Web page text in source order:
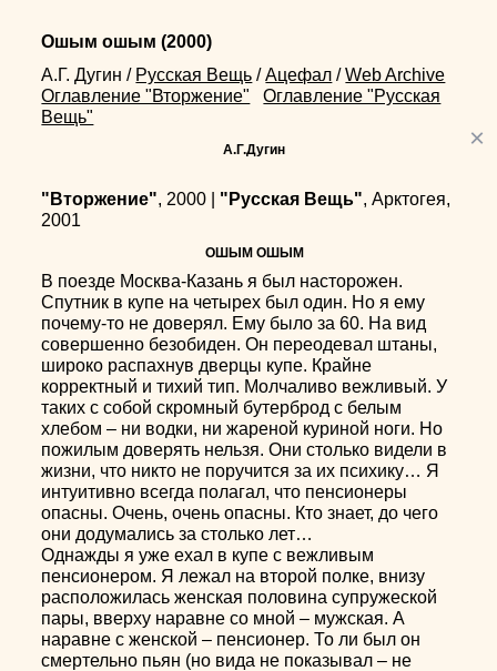
×
Ошым ошым (2000)
А.Г. Дугин / Русская Вещь /Ацефал / Web Archive
Оглавление "Вторжение"
Оглавление "Русская
Вещь"
А.Г.Дугин
"Вторжение", 2000 | "Русская Вещь", Арктогея,
2001
ОШЫМ ОШЫМ
B поезде Москва-Казань я был насторожен.
Спутник в купе на четырех был один. Но я ему
почему-то не доверял. Ему было за 60. На вид
совершенно безобиден. Он переодевал штаны,
широко распахнув дверцы купе. Крайне
корректный и тихий тип. Молчаливо вежливый. У
таких с собой скромный бутерброд с белым
хлебом – ни водки, ни жареной куриной ноги. Но
пожилым доверять нельзя. Они столько видели в
жизни, что никто не поручится за их психику… Я
интуитивно всегда полагал, что пенсионеры
опасны. Очень, очень опасны. Кто знает, до чего
они додумались за столько лет…
Однажды я уже ехал в купе с вежливым
пенсионером. Я лежал на второй полке, внизу
расположилась женская половина супружеской
пары, вверху наравне со мной – мужская. А
наравне с женской – пенсионер. То ли был он
смертельно пьян (но вида не показывал – не